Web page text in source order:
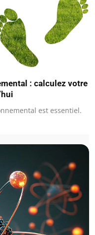
: calculez votre
est essentiel.